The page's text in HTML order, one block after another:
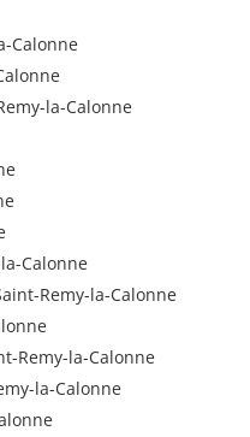
Calonne
la-Calonne
Calonne
Remy-la-Calonne
Remy-la-Calonne
la-Calonne